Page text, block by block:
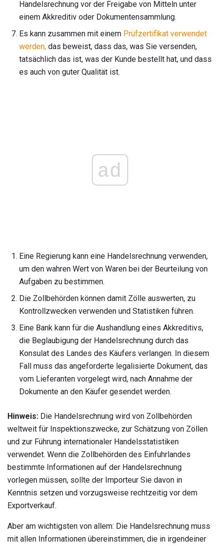
Handelsrechnung vor der Freigabe von Mitteln unter
einem Akkreditiv oder Dokumentensammlung.
Es kann zusammen mit einem Prüfzertifikat verwendet
werden, das beweist, dass das, was Sie versenden,
tatsächlich das ist, was der Kunde bestellt hat, und dass
es auch von guter Qualität ist.
ad
Eine Regierung kann eine Handelsrechnung verwenden,
um den wahren Wert von Waren bei der Beurteilung von
Aufgaben zu bestimmen.
Die Zollbehörden können damit Zölle auswerten, zu
Kontrollzwecken verwenden und Statistiken führen.
Eine Bank kann für die Aushandlung eines Akkreditivs,
die Beglaubigung der Handelsrechnung durch das
Konsulat des Landes des Käufers verlangen. In diesem
Fall muss das angeforderte legalisierte Dokument, das
vom Lieferanten vorgelegt wird, nach Annahme der
Dokumente an den Käufer gesendet werden.
Hinweis: Die Handelsrechnung wird von Zollbehörden
weltweit für Inspektionszwecke, zur Schätzung von Zöllen
und zur Führung internationaler Handelsstatistiken
verwendet. Wenn die Zollbehörden des Einfuhrlandes
bestimmte Informationen auf der Handelsrechnung
vorlegen müssen, sollte der Importeur Sie davon in
Kenntnis setzen und vorzugsweise rechtzeitig vor dem
Exportverkauf.
Aber am wichtigsten von allem: Die Handelsrechnung muss
mit allen Informationen übereinstimmen, die in irgendeiner